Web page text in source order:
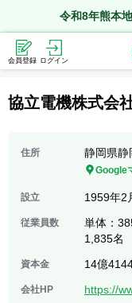
令和8年熊本
会員登録 ログイン
協立電機株式会
住所 静岡県静
Google
設立 1959年2
従業員数
単体：
1,835名
資本金 14億
会社HP https://